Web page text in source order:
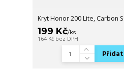
Kryt Honor 200 Lite, Carbon
199 Kč/ks
164 Kč bez DPH